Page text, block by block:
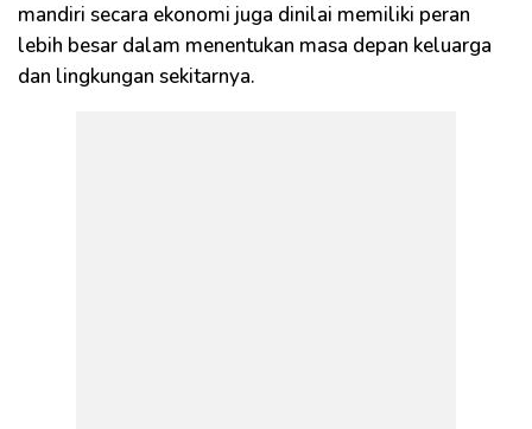
mandiri secara ekonomi juga dinilai memiliki peran
lebih besar dalam menentukan masa depan keluarga
dan lingkungan sekitarnya.